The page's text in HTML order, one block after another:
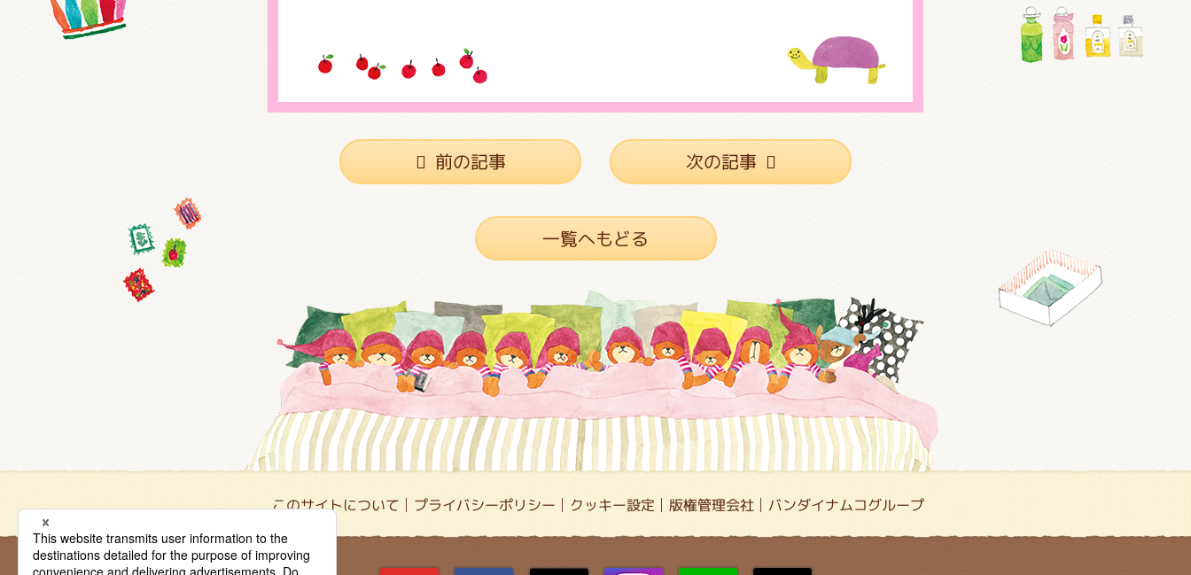
前の記事 次の記事
一覧へもどる
このサイトについて プライバシーポリシー クッキー設定 版権管理会社 バンダイナムコグループ